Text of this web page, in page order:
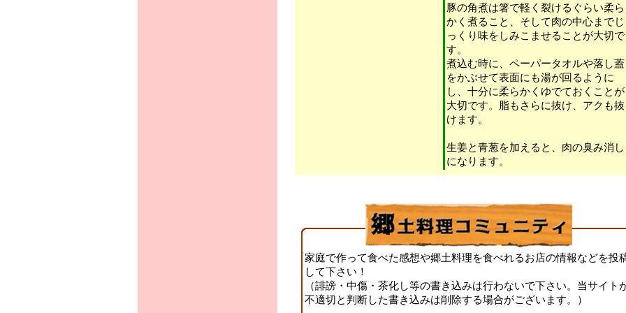
豚の角煮は箸で軽く裂けるぐらい柔ら
かく煮ること、そして肉の中心までじ
っくり味をしみこませることが大切で
す。
煮込む時に、ペーパータオルや落し蓋
をかぶせて表面にも湯が回るように
し、十分に柔らかくゆでておくことが
大切です。脂もさらに抜け、アクも抜
けます。
生姜と青葱を加えると、肉の臭み消し
になります。
家庭で作って食べた感想や郷土料理を食べれるお店の情報などを投
して下さい！
（誹謗・中傷・茶化し等の書き込みは行わないで下さい。当サイト
不適切と判断した書き込みは削除する場合がございます。）